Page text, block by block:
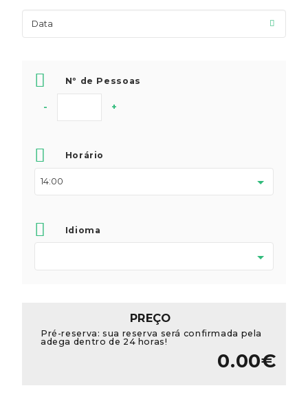
Nº de Pessoas
- +
Horário
Idioma
PREÇO
Pré-reserva: sua reserva será confirmada pela
adega dentro de 24 horas!
0.00€